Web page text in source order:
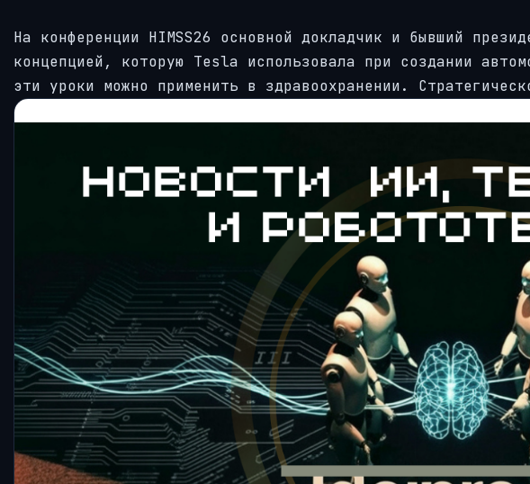
На конференции HIMSS26 основной докладчик и бывший
концепцией, которую Tesla использовала при создании
эти уроки можно применить в здравоохранении.